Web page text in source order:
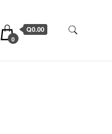
0
Q0.00